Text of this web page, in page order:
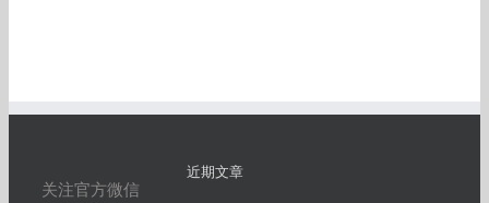
关注官方微信
近期文章